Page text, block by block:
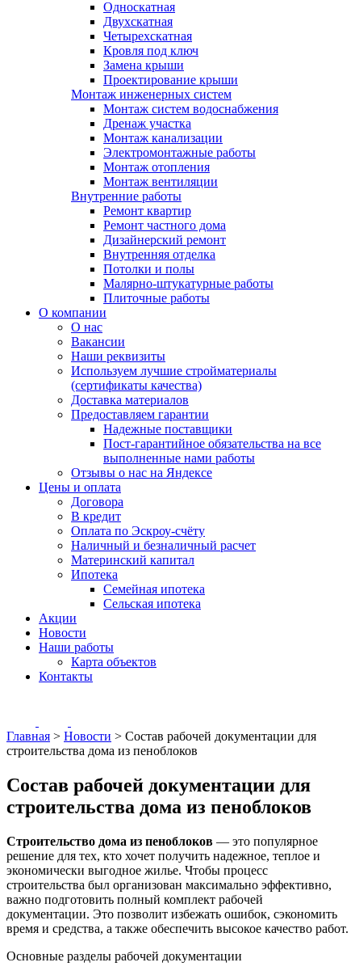
Односкатная
Двухскатная
Четырехскатная
Кровля под ключ
Замена крыши
Проектирование крыши
Монтаж инженерных систем
Монтаж систем водоснабжения
Дренаж участка
Монтаж канализации
Электромонтажные работы
Монтаж отопления
Монтаж вентиляции
Внутренние работы
Ремонт квартир
Ремонт частного дома
Дизайнерский ремонт
Внутренняя отделка
Потолки и полы
Малярно-штукатурные работы
Плиточные работы
О компании
О нас
Вакансии
Наши реквизиты
Используем лучшие стройматериалы
(сертификаты качества)
Доставка материалов
Предоставляем гарантии
Надежные поставщики
Пост-гарантийное обязательства на все
выполненные нами работы
Отзывы о нас на Яндексе
Цены и оплата
Договора
В кредит
Оплата по Эскроу-счёту
Наличный и безналичный расчет
Материнский капитал
Ипотека
Семейная ипотека
Сельская ипотека
Акции
Новости
Наши работы
Карта объектов
Контакты
Главная > Новости > Состав рабочей документации для
строительства дома из пеноблоков
Состав рабочей документации для
строительства дома из пеноблоков
Строительство дома из пеноблоков — это популярное
решение для тех, кто хочет получить надежное, теплое и
экономически выгодное жилье. Чтобы процесс
строительства был организован максимально эффективно,
важно подготовить полный комплект рабочей
документации. Это позволит избежать ошибок, сэкономить
время и средства, а также обеспечить высокое качество работ.
Основные разделы рабочей документации